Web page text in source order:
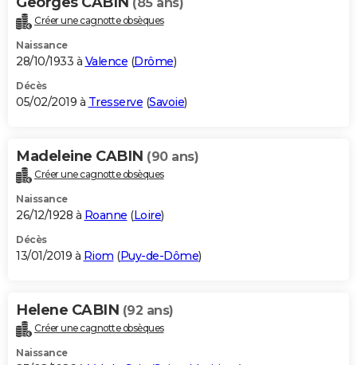
(85 ans)
Créer une cagnotte obsèques
Naissance
28/10/1933 à Valence (Drôme)
Décès
05/02/2019 à Tresserve (Savoie)
Madeleine CABIN (90 ans)
Créer une cagnotte obsèques
Naissance
26/12/1928 à Roanne (Loire)
Décès
13/01/2019 à Riom (Puy-de-Dôme)
Helene CABIN (92 ans)
Créer une cagnotte obsèques
Naissance